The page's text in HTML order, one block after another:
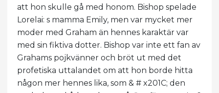
att hon skulle gå med honom. Bishop spelade
Lorelai: s mamma Emily, men var mycket mer
moder med Graham än hennes karaktär var
med sin fiktiva dotter. Bishop var inte ett fan av
Grahams pojkvänner och bröt ut med det
profetiska uttalandet om att hon borde hitta
någon mer hennes lika, som & # x201C; den